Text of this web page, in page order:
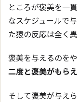
ところが褒美を一
なスケジュールで
た猿の反応は全く
褒美を与えるのを
二度と褒美がもら
そして褒美が与え